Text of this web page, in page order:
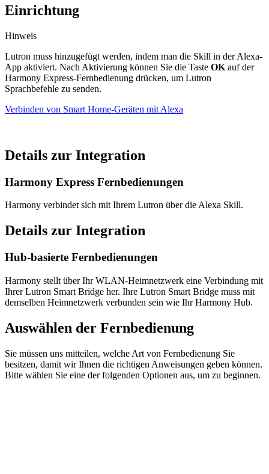
Einrichtung
Hinweis
Lutron muss hinzugefügt werden, indem man die Skill in der Alexa-
App aktiviert. Nach Aktivierung können Sie die Taste OK auf der
Harmony Express-Fernbedienung drücken, um Lutron
Sprachbefehle zu senden.
Verbinden von Smart Home-Geräten mit Alexa
Details zur Integration
Harmony Express Fernbedienungen
Harmony verbindet sich mit Ihrem Lutron über die Alexa Skill.
Details zur Integration
Hub-basierte Fernbedienungen
Harmony stellt über Ihr WLAN-Heimnetzwerk eine Verbindung mit
Ihrer Lutron Smart Bridge her. Ihre Lutron Smart Bridge muss mit
demselben Heimnetzwerk verbunden sein wie Ihr Harmony Hub.
Auswählen der Fernbedienung
Sie müssen uns mitteilen, welche Art von Fernbedienung Sie
besitzen, damit wir Ihnen die richtigen Anweisungen geben können.
Bitte wählen Sie eine der folgenden Optionen aus, um zu beginnen.